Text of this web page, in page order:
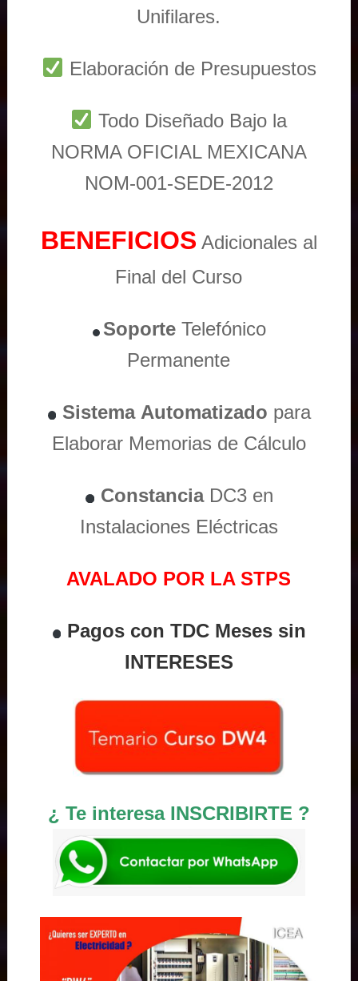
Unifilares.
Elaboración de Presupuestos
Todo Diseñado Bajo la
NORMA OFICIAL MEXICANA
NOM-001-SEDE-2012
BENEFICIOS Adicionales al
Final del Curso
Soporte Telefónico
Permanente
Sistema Automatizado para
Elaborar Memorias de Cálculo
ConstanciaDC3 en
Instalaciones Eléctricas
AVALADO POR LA STPS
Pagos con TDC Meses sin
INTERESES
¿ Te interesa INSCRIBIRTE ?